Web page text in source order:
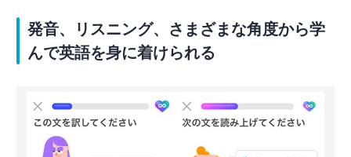
発音、リスニング、さまざまな角度から学
んで英語を身に着けられる